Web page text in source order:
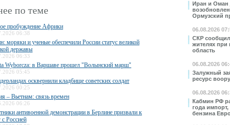
Иран и Оман
Ормузский
06.08.2026
СКР
жителях при
область
06.08.2026
Залужный
ресурс
06.08.2026
Кабмин РФ
года
бензина
по теме
пробуждение Африки
06:38
моряки и ученые обеспечили России статус великой
державы
06:33
Wyborcza: в Варшаве прошел "Волынский марш"
05:45
осквернили кладбище советских солдат
00:25
– Вьетнам: связь времен
06:26
антивоенной демонстрации в Берлине призвали к
Россией